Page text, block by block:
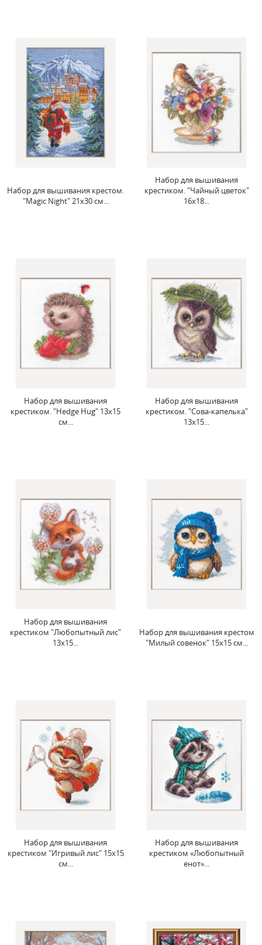
Набор для вышивания крестом.
"Magic Night" 21x30 см...
Набор для вышивания
крестиком. "Чайный цветок"
16x18...
Набор для вышивания
крестиком. "Hedge Hug" 13x15
см...
Набор для вышивания
крестиком. "Сова-капелька"
13x15...
Набор для вышивания
крестиком "Любопытный лис"
13x15...
Набор для вышивания крестом
"Милый совенок" 15x15 см...
Набор для вышивания
крестиком "Игривый лис" 15x15
см...
Набор для вышивания
крестиком «Любопытный
енот»...